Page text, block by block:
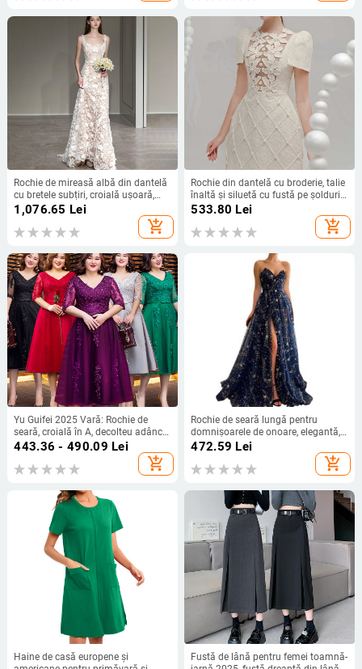
Rochie de mireasă albă din dantelă
cu bretele subțiri, croială ușoară,
execuție rafinată, siluetă sirenă,
rochie de seară de logodnă, croială
slim.
1,076.65 Lei
add_shopping_cart
Rochie din dantelă cu broderie, talie
înaltă și siluetă cu fustă pe șolduri,
decolteu rotund, mâneci scurte
533.80 Lei
add_shopping_cart
Yu Guifei 2025 Vară: Rochie de
seară, croială în A, decolteu adânc
în V, lungă, talie înaltă
443.36 - 490.09 Lei
add_shopping_cart
Rochie de seară lungă pentru
domnișoarele de onoare, elegantă,
din spandex extensibil
472.59 Lei
add_shopping_cart
Haine de casă europene și
Fustă de lână pentru femei toamnă-